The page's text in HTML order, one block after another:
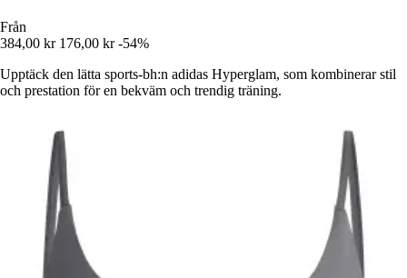
Från
384,00 kr 176,00 kr -54%
Upptäck den lätta sports-bh:n adidas Hyperglam, som kombinerar stil
och prestation för en bekväm och trendig träning.